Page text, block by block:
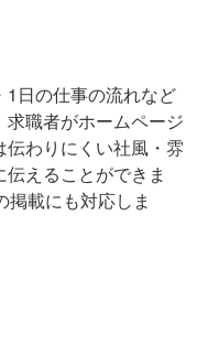
日の仕事の流れなど
職者がホームページ
わりにくい社風・雰
えることができま
載にも対応しま